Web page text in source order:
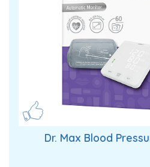
Dr. Max Blood